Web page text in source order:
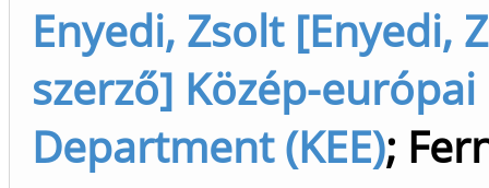
Enyedi, Zsolt [Enyedi,
szerző] Közép-
Department (KEE);